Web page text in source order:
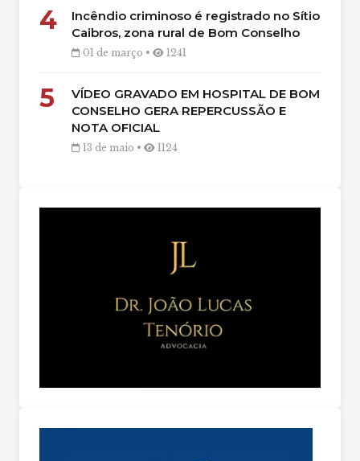
4
Incêndio criminoso é registrado no Sítio
Caibros, zona rural de Bom Conselho
01 de março • 1241
5
VÍDEO GRAVADO EM HOSPITAL DE BOM
CONSELHO GERA REPERCUSSÃO E
NOTA OFICIAL
13 de maio • 1124